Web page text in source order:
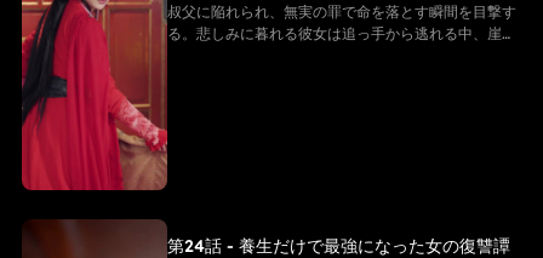
叔父に陥れられ、無実の罪で命を落とす瞬間を目撃す
る。悲しみに暮れる彼女は追っ手から逃れる中、崖か
最上級の秘法。そして慕秋元の身体は、万年に一度の
「先天仙体」だった。
第24話 - 養生だけで最強になった女の復讐譚